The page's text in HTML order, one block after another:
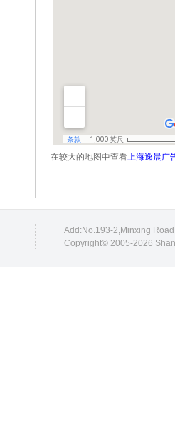
在较大的地图中查看上海逸晨广
Add:No.193-2,Minxing
Copyright© 2005-2026